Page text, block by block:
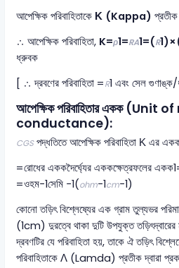
আপেক্ষিক পরিবাহিতাকে Κ (Kappa) প্রতীক
∴ আপেক্ষিক পরিবাহিতা, K=ρ1​=RA1​=(R
ধ্রুবক
[ ∴ দ্রবণের পরিবাহিতা =R1​ এবং সেল
আপেক্ষিক পরিবাহিতার একক (Unit
conductance):
CGSপদ্ধতিতে আপেক্ষিক পরিবাহিতা Κ এর
=রোধের এককদৈর্ঘ্যের এককক্ষেত্রফলের
=ওহম−1সেমি −1(ohm−1cm−1)
কোনো তড়িৎ বিশ্লেষ্যের এক গ্রাম তুল্যভর
(1cm) দুরত্বে থাকা দুটি উপযুক্ত তড়িৎদ্বারের
দ্রবণটির যে পরিবাহিতা হয়, তাকে ঐ তড়িৎ
পরিবাহিতাকে Λ (Lamda) প্রতীক দ্বারা